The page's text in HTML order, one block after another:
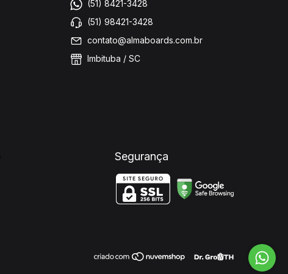
(51) 8421-3428
(51) 98421-3428
contato@almaboards.com.br
Imbituba / SC
Segurança